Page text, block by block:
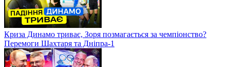
Криза Динамо триває, Зоря позмагається за чемпіонство?
Перемоги Шахтаря та Дніпра-1